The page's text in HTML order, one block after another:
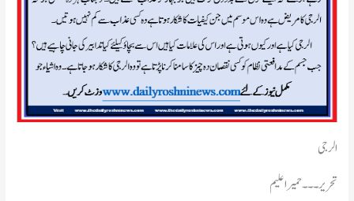
الرجی
تحریر۔۔۔حمیراعلیم